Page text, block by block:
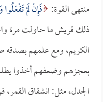
منتهى القوة: فَإِنْ لَمْ
ذلك قريش ما حاولت مرة
الكريم، ومع علمهم بصدقه
بعجزهم وضعفهم أخذوا
الجدل، مثل: انشقاق